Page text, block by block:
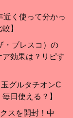
近く使って分かっ
】
・ブレスコ）の
効果は？リピす
グルタチオンC
日使える？】
スを開封！中